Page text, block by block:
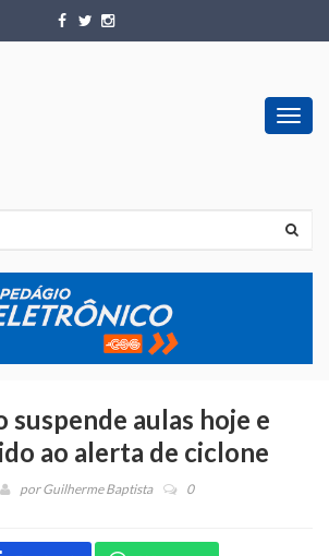
aulas hoje e
ao alerta de ciclone
porGuilherme Baptista 0